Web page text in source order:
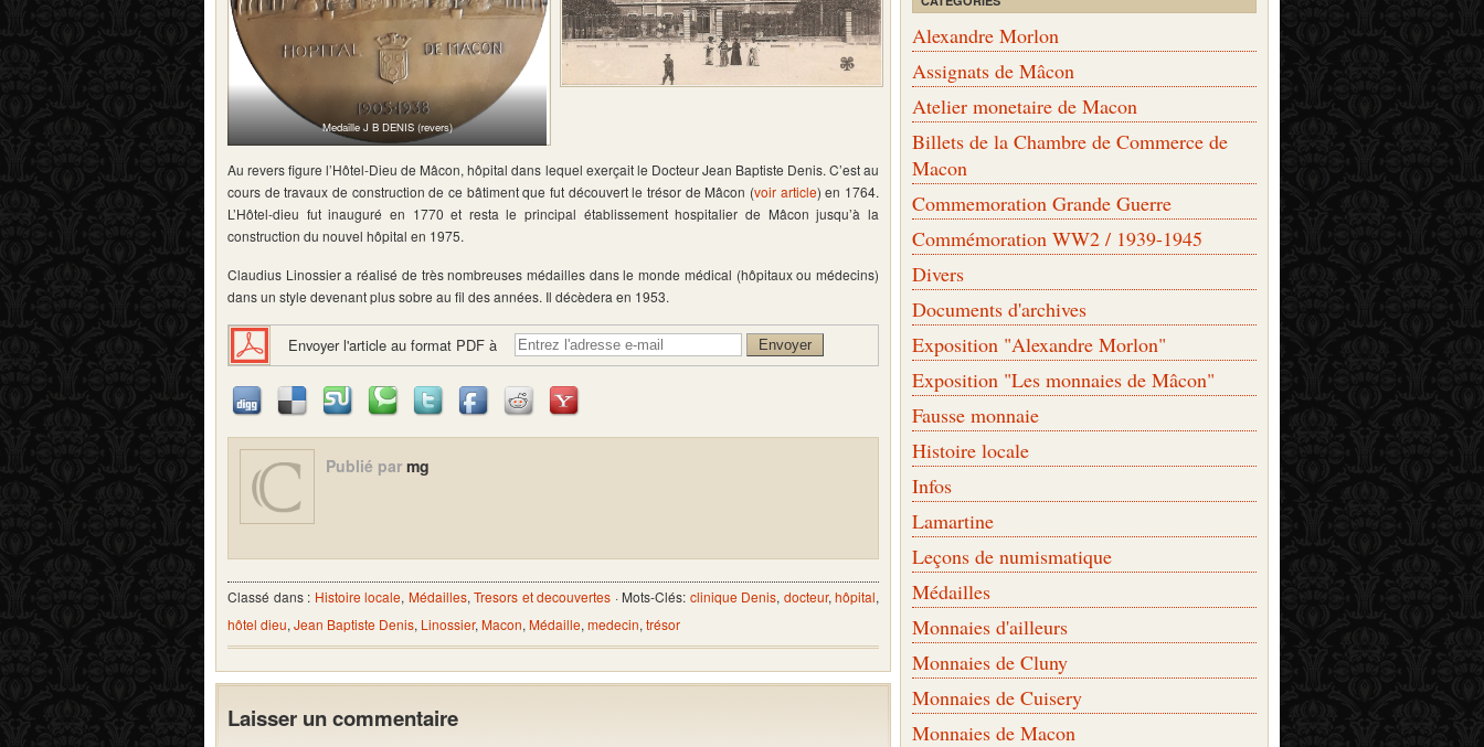
Medaille J B DENIS (revers)
Au revers figure l’Hôtel-Dieu de Mâcon, hôpital dans lequel exerçait le Docteur Jean Baptiste Denis. C’est au
cours de travaux de construction de ce bâtiment que fut découvert le trésor de Mâcon (voir article) en 1764.
L’Hôtel-dieu fut inauguré en 1770 et resta le principal établissement hospitalier de Mâcon jusqu’à la
construction du nouvel hôpital en 1975.
Claudius Linossier a réalisé de très nombreuses médailles dans le monde médical (hôpitaux ou médecins)
dans un style devenant plus sobre au fil des années. Il décèdera en 1953.
Envoyer l'article au format PDF à
Publié par mg
Classé dans : Histoire locale, Médailles, Tresors et decouvertes · Mots-Clés: clinique Denis, docteur, hôpital,
hôtel dieu, Jean Baptiste Denis, Linossier, Macon, Médaille, medecin, trésor
Laisser un commentaire
Alexandre Morlon
Assignats de Mâcon
Atelier monetaire de Macon
Billets de la Chambre de Commerce de
Macon
Commemoration Grande Guerre
Commémoration WW2 / 1939-1945
Divers
Documents d'archives
Exposition "Alexandre Morlon"
Exposition "Les monnaies de Mâcon"
Fausse monnaie
Histoire locale
Infos
Lamartine
Leçons de numismatique
Médailles
Monnaies d'ailleurs
Monnaies de Cluny
Monnaies de Cuisery
Monnaies de Macon